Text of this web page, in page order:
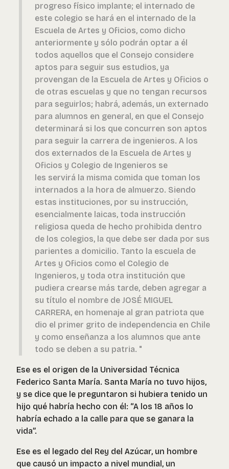
progreso físico implante; el internado de
este colegio se hará en el internado de la
Escuela de Artes y Oficios, como dicho
anteriormente y sólo podrán optar a él
todos aquellos que el Consejo considere
aptos para seguir sus estudios, ya
provengan de la Escuela de Artes y Oficios o
de otras escuelas y que no tengan recursos
para seguirlos; habrá, además, un externado
para alumnos en general, en que el Consejo
determinará si los que concurren son aptos
para seguir la carrera de ingenieros. A los
dos externados de la Escuela de Artes y
Oficios y Colegio de Ingenieros se
les servirá la misma comida que toman los
internados a la hora de almuerzo. Siendo
estas instituciones, por su instrucción,
esencialmente laicas, toda instrucción
religiosa queda de hecho prohibida dentro
de los colegios, la que debe ser dada por sus
parientes a domicilio. Tanto la escuela de
Artes y Oficios como el Colegio de
Ingenieros, y toda otra institución que
pudiera crearse más tarde, deben agregar a
su título el nombre de JOSÉ MIGUEL
CARRERA, en homenaje al gran patriota que
dio el primer grito de independencia en Chile
y como enseñanza a los alumnos que ante
todo se deben a su patria. "
Ese es el origen de la Universidad Técnica
Federico Santa María. Santa María no tuvo hijos,
y se dice que le preguntaron si hubiera tenido un
hijo qué habría hecho con él: “A los 18 años lo
habría echado a la calle para que se ganara la
vida”.
Ese es el legado del Rey del Azúcar, un hombre
que causó un impacto a nivel mundial, un